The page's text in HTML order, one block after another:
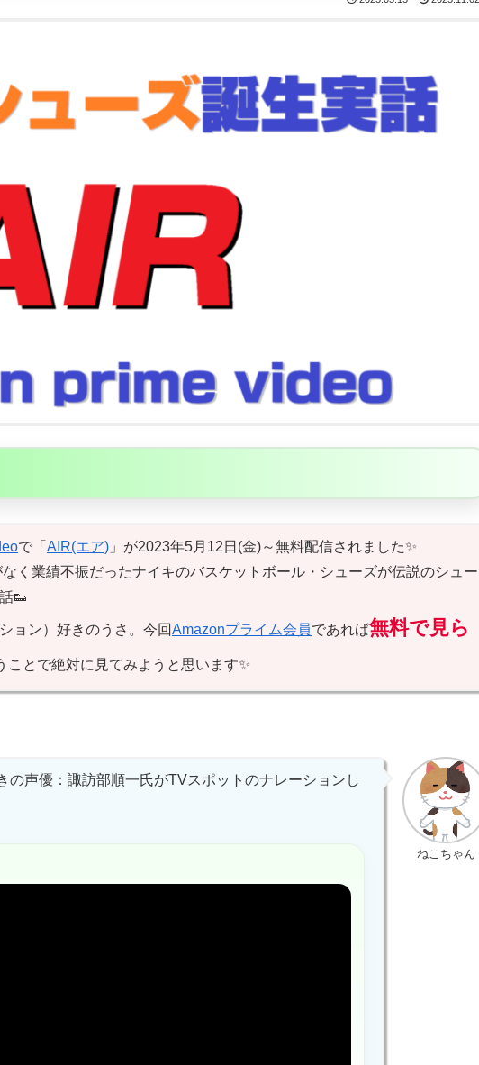
で「 AIR(エア) 」が2023年5月12日(金)～無料配信されました✨
く業績不振だったナイキのバスケットボール・シューズが伝説のシュー
👟
ョン）好きのうさ。今回Amazonプライム会員であれば無料で見ら
ことで絶対に見てみようと思います✨
ねこちゃん
の声優：諏訪部順一氏がTVスポットのナレーションし